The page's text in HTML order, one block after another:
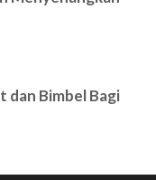
dan Bimbel Bagi